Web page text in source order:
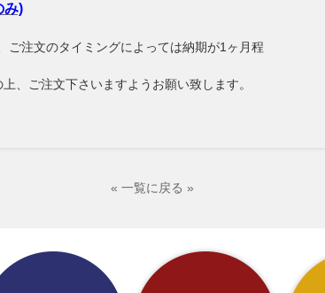
み)
ご注文のタイミングによっては納期が1ヶ月程
、ご注文下さいますようお願い致します。
« 一覧に戻る »
よくあるご質問 お買